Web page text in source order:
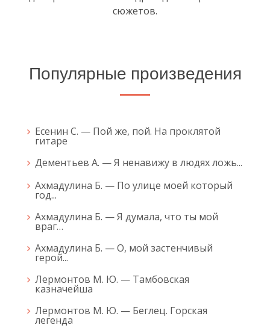
сюжетов.
Популярные произведения
Есенин С. — Пой же, пой. На проклятой
гитаре
Дементьев А. — Я ненавижу в людях ложь...
Ахмадулина Б. — По улице моей который
год...
Ахмадулина Б. — Я думала, что ты мой
враг…
Ахмадулина Б. — О, мой застенчивый
герой...
Лермонтов М. Ю. — Тамбовская
казначейша
Лермонтов М. Ю. — Беглец. Горская
легенда